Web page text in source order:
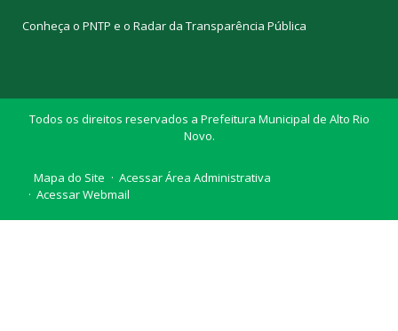
Conheça o PNTP e o Radar da Transparência Pública
Todos os direitos reservados a Prefeitura Municipal de Alto Rio
Novo.
Mapa do Site
Acessar Área Administrativa
Acessar Webmail